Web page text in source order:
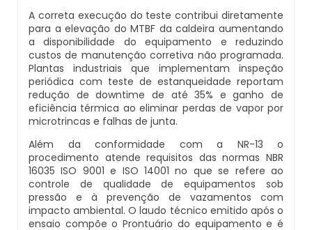
Curso De Segurança Na Operação De
Caldeiras
Curso Operação De Caldeira
Curso Treinamento De Segurança Na
Operação De Caldeiras
Economizador Para Caldeiras
Empresa De Serviços Caldeiraria
Inspeção Em Caldeiras Aquatubulares
Inspeção Inicial Em Caldeiras
Inspeção Nas Caldeiras
Manutenção E Inspeção De Caldeiras
Plano De Inspeção De Caldeiras
Montagem De Caldeiras A Gás
Montagem De Caldeiras A Lenha
Montagem De Caldeiras A Pellets
Montagem De Caldeiras De Aquecimento
Montagem De Caldeiras Empresa
Preço Montagem De Caldeira A Gás
Fabrica De Caldeira A Vapor
Fabricante De Caldeira A Vapor
Ferro Com Caldeira A Vapor
Onde Comprar Caldeira A Vapor
Peças Para Caldeira A Vapor
Queimador Para Caldeira A Gás
Serviço De Manutenção Caldeira A Gás
Valor Caldeira A Gás
Peças De Caldeiras
Melhor Caldeira Gás Natural
A correta execução do teste contribui diretamente
para a elevação do MTBF da caldeira aumentando
a disponibilidade do equipamento e reduzindo
custos de manutenção corretiva não programada.
Plantas industriais que implementam inspeção
periódica com teste de estanqueidade reportam
redução de downtime de até 35% e ganho de
eficiência térmica ao eliminar perdas de vapor por
microtrincas e falhas de junta.
Além da conformidade com a NR-13 o
procedimento atende requisitos das normas NBR
16035 ISO 9001 e ISO 14001 no que se refere ao
controle de qualidade de equipamentos sob
pressão e à prevenção de vazamentos com
impacto ambiental. O laudo técnico emitido após o
ensaio compõe o Prontuário do equipamento e é